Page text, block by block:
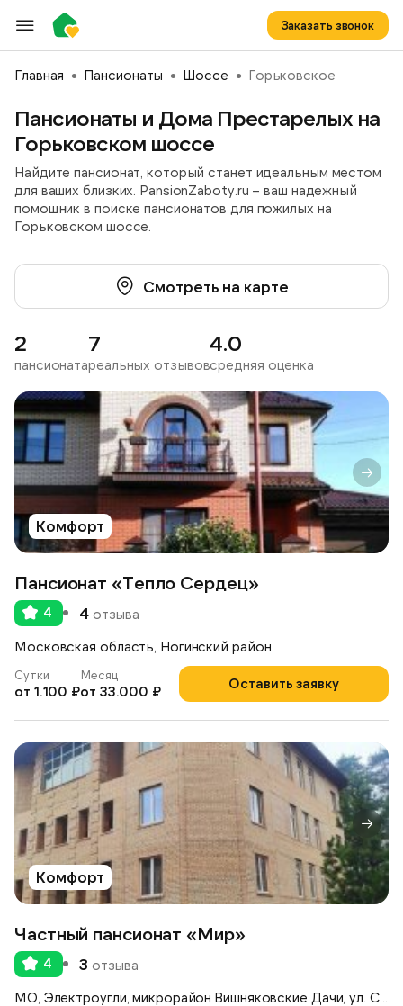
Заказать звонок
Главная Пансионаты Шоссе Горьковское
Пансионаты и Дома Престарелых на
Горьковском шоссе
Найдите пансионат, который станет идеальным местом
для ваших близких. PansionZaboty.ru – ваш надежный
помощник в поиске пансионатов для пожилых на
Горьковском шоссе.
Смотреть на карте
2
пансионата
7
реальных отзывов
4.0
средняя оценка
Комфорт
Пансионат «Тепло Сердец»
4 4отзыва
Московская область, Ногинский район
Оставить заявку
Сутки
от 1.100 ₽
Месяц
от 33.000 ₽
Комфорт
Частный пансионат «Мир»
4 3 отзыва
МО, Электроугли, микрорайон Вишняковские Дачи, ул. Советская, 10